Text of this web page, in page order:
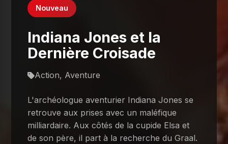
Nouveau
Indiana Jones et la
Dernière Croisade
Action, Aventure
L'archéologue aventurier Indiana Jones se
retrouve aux prises avec un maléfique
milliardaire. Aux côtés de la cupide Elsa et
de son père, il part à la recherche du Graal.